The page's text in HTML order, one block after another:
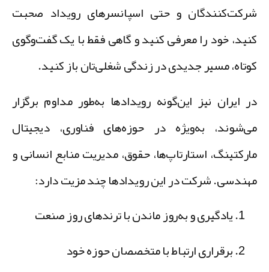
و حتی اسپانسرهای رویداد صحبت
خود را معرفی کنید و گاهی فقط با یک گفت‌وگوی
مسیر جدیدی در زندگی شغلی‌تان باز کنید.
ایران نیز این‌گونه رویدادها به‌طور مداوم برگزار
به‌ویژه در حوزه‌های فناوری، دیجیتال
استارتاپ‌ها، حقوق، مدیریت منابع انسانی و
شرکت در این رویدادها چند مزیت دارد:
یادگیری و به‌روز ماندنبا ترندهای روز صنعت
برقراری ارتباط با متخصصان حوزه خود